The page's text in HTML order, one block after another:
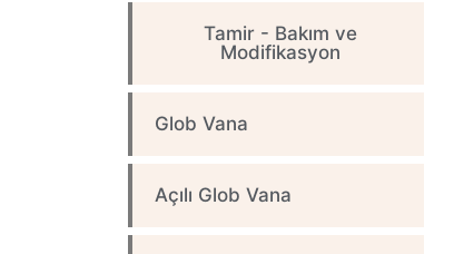
Tamir - Bakım ve
Modifikasyon​
Glob Vana
Açılı Glob Vana